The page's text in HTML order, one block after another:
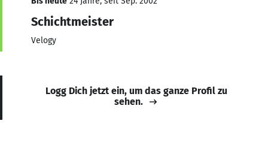
Schichtmeister
Velogy
Logg Dich jetzt ein, um das ganze Profil zu
sehen.